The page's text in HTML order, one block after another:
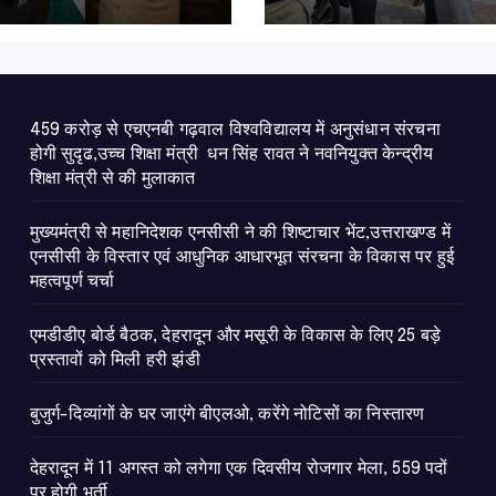
संरचना के विकास
459 करोड़ से एचएनबी गढ़वाल विश्वविद्यालय में अनुसंधान संरचना
होगी सुदृढ,उच्च शिक्षा मंत्री धन सिंह रावत ने नवनियुक्त केन्द्रीय
शिक्षा मंत्री से की मुलाकात
मुख्यमंत्री से महानिदेशक एनसीसी ने की शिष्टाचार भेंट,उत्तराखण्ड में
एनसीसी के विस्तार एवं आधुनिक आधारभूत संरचना के विकास पर हुई
महत्वपूर्ण चर्चा
एमडीडीए बोर्ड बैठक, देहरादून और मसूरी के विकास के लिए 25 बड़े
प्रस्तावों को मिली हरी झंडी
बुजुर्ग-दिव्यांगों के घर जाएंगे बीएलओ, करेंगे नोटिसों का निस्तारण
​देहरादून में 11 अगस्त को लगेगा एक दिवसीय रोजगार मेला, 559 पदों